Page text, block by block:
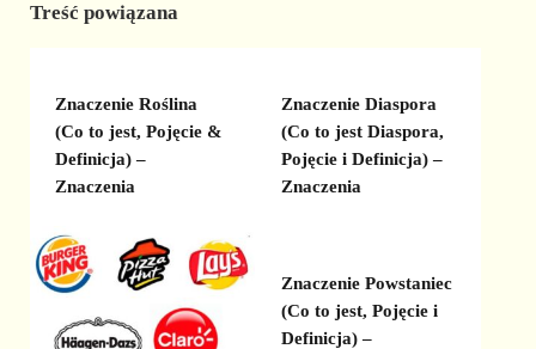
Treść powiązana
Znaczenie Roślina
(Co to jest, Pojęcie &
Definicja) –
Znaczenia
Znaczenie Diaspora
(Co to jest Diaspora,
Pojęcie i Definicja) –
Znaczenia
Znaczenie Powstaniec
(Co to jest, Pojęcie i
Definicja) –